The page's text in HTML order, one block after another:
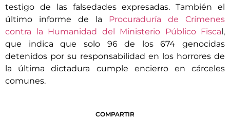
testigo de las falsedades expresadas. También el
último informe de la Procuraduría de Crímenes
contra la Humanidad del Ministerio Público Fiscal,
que indica que solo 96 de los 674 genocidas
detenidos por su responsabilidad en los horrores de
la última dictadura cumple encierro en cárceles
comunes.
COMPARTIR